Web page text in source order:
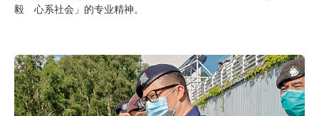
毅 心系社会」的专业精神。